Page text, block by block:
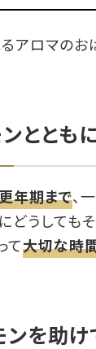
アロマのお
ととも
年期まで、
どうしても
て大切な時
を助け